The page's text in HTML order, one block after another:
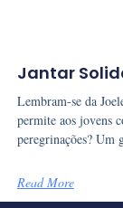
Jantar
Lembram-se da
permite aos jovens
peregrinações? Um
Read More